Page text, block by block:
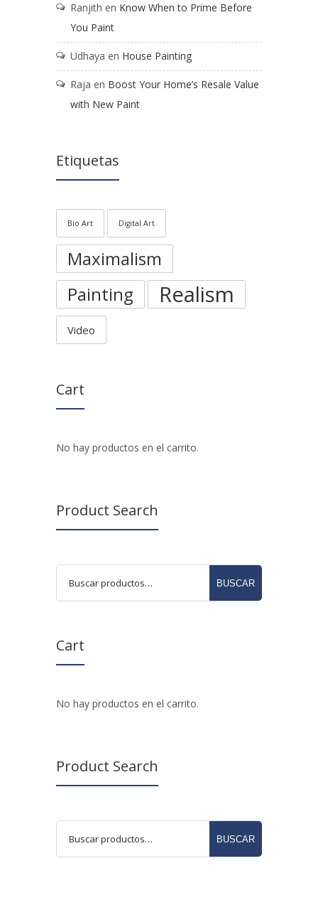
Ranjith en Know When to Prime Before
You Paint
Udhaya en House Painting
Raja en Boost Your Home’s Resale Value
with New Paint
Etiquetas
Bio Art Digital Art
Maximalism
Painting
Realism
Video
Cart
No hay productos en el carrito.
Product Search
BUSCAR
Cart
No hay productos en el carrito.
Product Search
BUSCAR